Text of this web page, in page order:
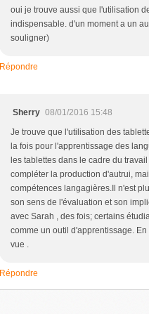
oui je trouve aussi que l'utilisation
indispensable. d'un moment a un
souligner)
Répondre
Sherry 08/01/2016 15:48
Je trouve que l'utilisation des
la fois pour l'apprentissage des
les tablettes dans le cadre du
compléter la production d'autrui,
compétences langagières.Il n'est
son sens de l'évaluation et son
avec Sarah , des fois; certains
comme un outil d'apprentissage.
vue .
Répondre